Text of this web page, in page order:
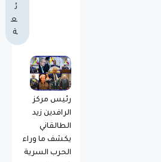
ئ
ع
ة
رئيس مركز
الرافدين زيد
الطالقاني
يكشف ما وراء
الحرب السرية